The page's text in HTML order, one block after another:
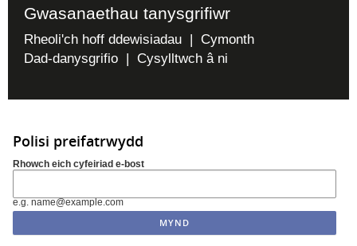
Gwasanaethau tanysgrifiwr
Rheoli'ch hoff ddewisiadau | Cymonth
Dad-danysgrifio | Cysylltwch â ni
Polisi preifatrwydd
Rhowch eich cyfeiriad e-bost
e.g. name@example.com